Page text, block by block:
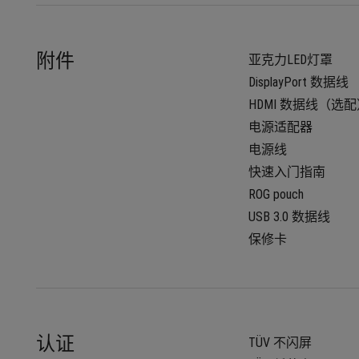
附件
亚克力LED灯罩
DisplayPort 数据线
HDMI 数据线（选
电源适配器
电源线
快速入门指南
ROG pouch
USB 3.0 数据线
保修卡
认证
TÜV 不闪屏